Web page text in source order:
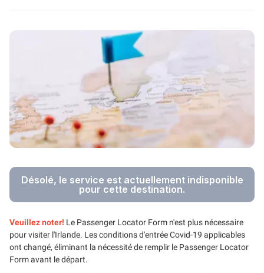
Désolé, le service est actuellement indisponible
pour cette destination.
Veuillez noter! Le Passenger Locator Form n'est plus nécessaire
pour visiter l'Irlande. Les conditions d'entrée Covid-19 applicables
ont changé, éliminant la nécessité de remplir le Passenger Locator
Form avant le départ.